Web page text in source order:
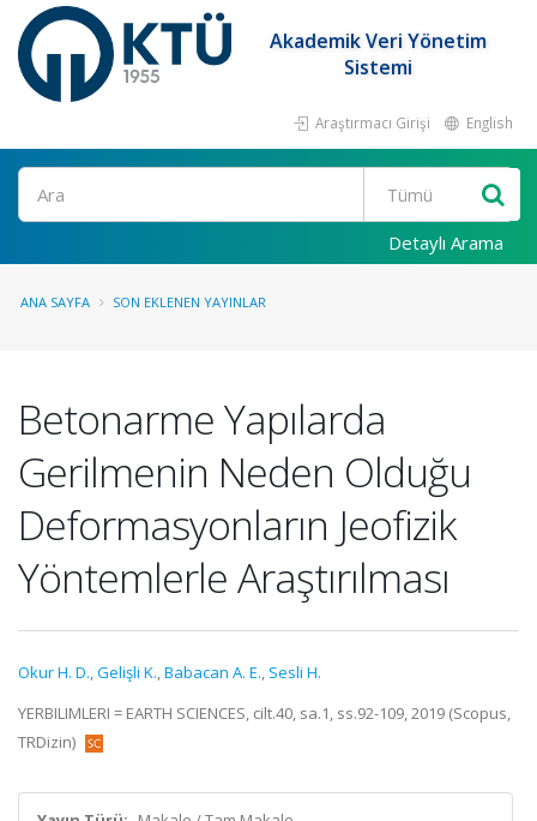
Akademik Veri Yönetim
Sistemi
Araştırmacı Girişi English
Ara
Detaylı Arama
ANA SAYFA SON EKLENEN YAYINLAR
Betonarme Yapılarda
Gerilmenin Neden Olduğu
Deformasyonların Jeofizik
Yöntemlerle Araştırılması
Okur H. D.,Gelişli K.,Babacan A. E., Sesli H.
YERBILIMLERI = EARTH SCIENCES, cilt.40, sa.1, ss.92-109, 2019 (Scopus,
TRDizin)